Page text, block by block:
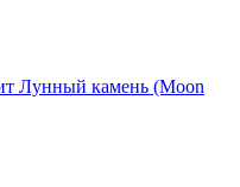
Лунный камень (Moon